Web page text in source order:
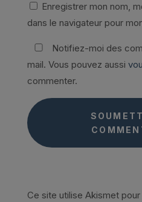
Enregistrer mon nom,
dans le navigateur pour
Notifiez-moi des
mail. Vous pouvez aussi
commenter.
Ce site utilise Akismet